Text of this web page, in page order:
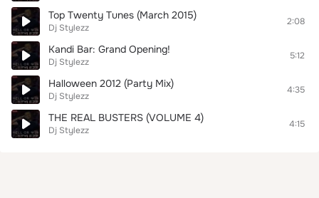
Top Twenty Tunes (March 2015)
Dj Stylezz
2:08
Kandi Bar: Grand Opening!
Dj Stylezz
5:12
Halloween 2012 (Party Mix)
Dj Stylezz
4:35
THE REAL BUSTERS (VOLUME 4)
Dj Stylezz
4:15